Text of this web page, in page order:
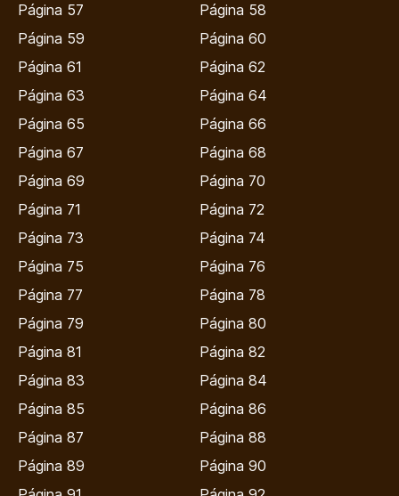
Página 57
Página 58
Página 59
Página 60
Página 61
Página 62
Página 63
Página 64
Página 65
Página 66
Página 67
Página 68
Página 69
Página 70
Página 71
Página 72
Página 73
Página 74
Página 75
Página 76
Página 77
Página 78
Página 79
Página 80
Página 81
Página 82
Página 83
Página 84
Página 85
Página 86
Página 87
Página 88
Página 89
Página 90